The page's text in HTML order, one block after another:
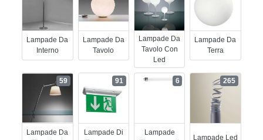
Lampade Da
Interno
Lampade Da
Tavolo
Lampade Da
Tavolo Con
Led
Lampade Da
Terra
Lampade Da
59
Lampade Di
91
Lampade
6
Lampade Led
265